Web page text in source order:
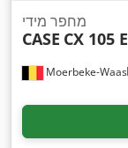
Moerbeke-Waas
מחפר מידי
CASE CX 105 E